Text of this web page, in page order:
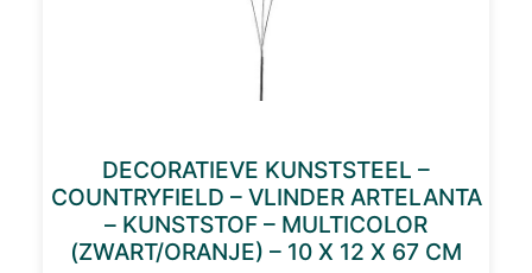
DECORATIEVE KUNSTSTEEL –
COUNTRYFIELD – VLINDER ARTELANTA
– KUNSTSTOF – MULTICOLOR
(ZWART/ORANJE) – 10 X 12 X 67 CM